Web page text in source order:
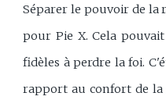
Séparer le pouvoir de la
pour Pie X. Cela
fidèles à perdre la foi.
rapport au confort de la